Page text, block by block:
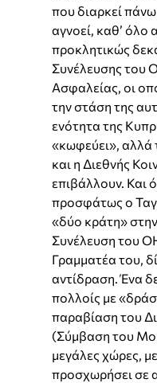
που διαρκεί
αγνοεί, καθ’ όλο
προκλητικώς
Συνέλευσης του
Ασφαλείας, οι
την στάση της
ενότητα της
«κωφεύει», αλλά
και η Διεθνής
επιβάλλουν. Και
προσφάτως ο
«δύο κράτη»
Συνέλευση του
Γραμματέα του,
αντίδραση. Ένα
πολλοίς με
παραβίαση του
(Σύμβαση του
μεγάλες χώρες,
προσχωρήσει σε